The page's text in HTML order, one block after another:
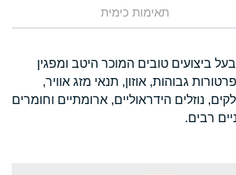
תאימות כימית
בעל ביצועים טובים המוכר היטב ומפגין
גבוהות, אוזון, תנאי מזג אוויר,
נוזלים הידראוליים, ארומתיים וחומרים
רבים.